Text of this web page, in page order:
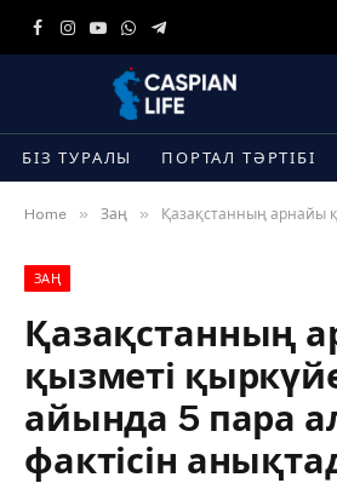
Facebook
Instagram
YouTube
WhatsApp
Telegram
БІЗ ТУРАЛЫ ПОРТАЛ ТӘРТІБІ
Home » Заң » Қазақстанның арнайы қызметі
ЗАҢ
Қазақстанның
қызметі
айында 5 пара
фактісін